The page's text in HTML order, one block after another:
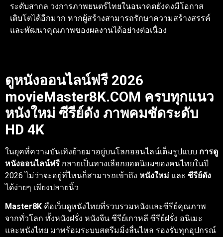
ระดับสากล วงการภาพยนตร์ไทยในอนาคตยังคงมีโอกาส
เติบโตได้อีกมาก หากผู้สร้างสามารถรักษาความสร้างสรรค์
และพัฒนาคุณภาพของผลงานได้อย่างต่อเนื่อง
ดูหนังออนไลน์ฟรี 2026
movieMaster8K.COM ครบทุกแนว
หนังใหม่ ซีรีย์ดัง ภาพคมชัดระดับ
HD 4K
ในยุคที่ความบันเทิงย้ายมาอยู่บนโลกออนไลน์เต็มรูปแบบ การดู
หนังออนไลน์ฟรี กลายเป็นทางเลือกยอดนิยมของคนไทยในปี
2026 ไม่ว่าจะอยู่ที่ไหนก็สามารถเข้าถึง หนังใหม่ และ ซีรีย์ดัง
ได้ง่ายๆ เพียงปลายนิ้ว
Master8K คือเว็บดูหนังไทยที่รวบรวมหนังและซีรีย์คุณภาพ
จากทั่วโลก ทั้งหนังฝรั่ง หนังจีน ซีรีย์เกาหลี ซีรีย์ฝรั่ง อนิเมะ
และหนังไทย มาพร้อมระบบสตรีมมิ่งลื่นไหล รองรับทุกอุปกรณ์